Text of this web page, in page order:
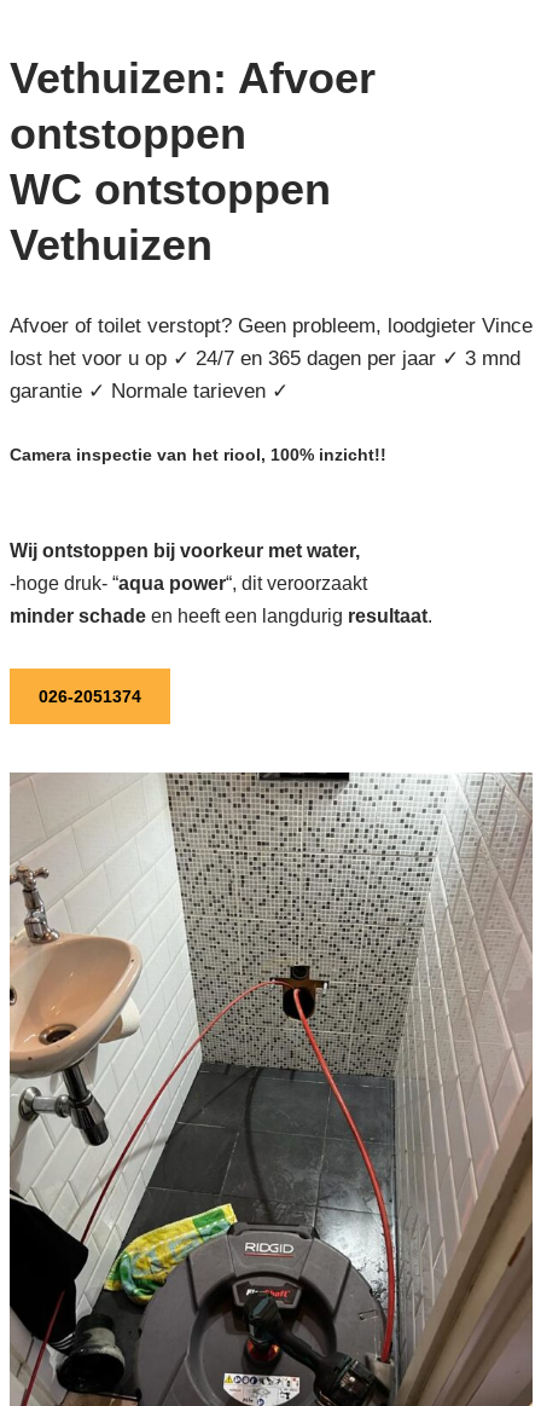
Vethuizen: Afvoer
ontstoppen
WC ontstoppen
Vethuizen
Afvoer of toilet verstopt? Geen probleem, loodgieter Vince
lost het voor u op ✓ 24/7 en 365 dagen per jaar ✓ 3 mnd
garantie ✓ Normale tarieven ✓
Camera inspectie van het riool, 100% inzicht!!
Wij ontstoppen bij voorkeur met water,
-hoge druk- “aqua power“, dit veroorzaakt
minder schadeen heeft een langdurig resultaat.
026-2051374